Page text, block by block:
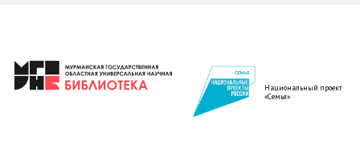
Национальный проект
«Семья»